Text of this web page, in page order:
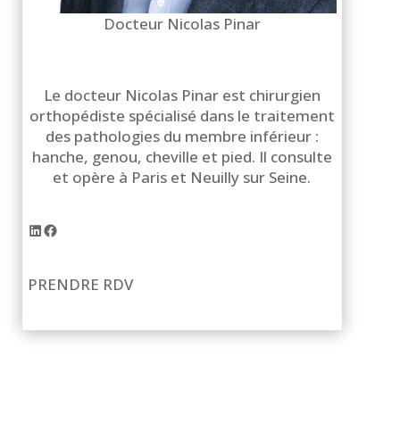
Docteur Nicolas Pinar
Le docteur Nicolas Pinar est chirurgien
orthopédiste spécialisé dans le traitement
des pathologies du membre inférieur :
hanche, genou, cheville et pied. Il consulte
et opère à Paris et Neuilly sur Seine.
LinkedIn
Facebook
PRENDRE RDV